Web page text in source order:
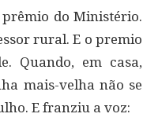
do Ministério.
rural. E o premio
Quando, em casa,
mais-velha não se
E franziu a voz: